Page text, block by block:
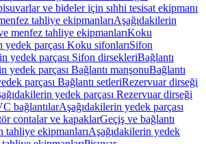
ve bideler için sıhhi tesisat ekipmanı
tahliye ekipmanlarıAşağıdakilerin
menfez tahliye ekipmanlarıKoku
yedek parçası Koku sifonlarıSifon
yedek parçası Sifon dirsekleriBağlantı
yedek parçası Bağlantı manşonuBağlantı
parçası Bağlantı setleriRezervuar dirseği
yedek parçası Rezervuar dirseği
bağlantılarAşağıdakilerin yedek parçası
contalar ve kapaklarGeçiş ve bağlantı
tahliye ekipmanlarıAşağıdakilerin yedek